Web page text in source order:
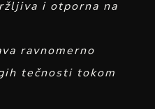
i otporna na
ravnomerno
tečnosti tokom